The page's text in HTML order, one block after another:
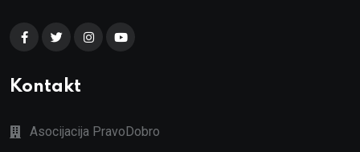
Kontakt
Asocijacija PravoDobro